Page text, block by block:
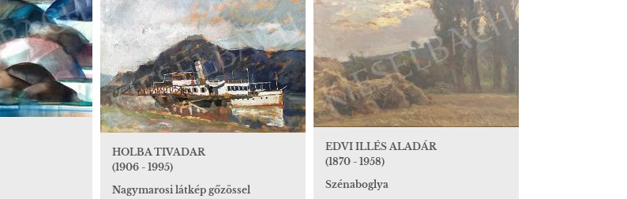
EDVI ILLÉS ALADÁR
(1870 - 1958)
Szénaboglya
HOLBA TIVADAR
(1906 - 1995)
Nagymarosi látkép gőzössel